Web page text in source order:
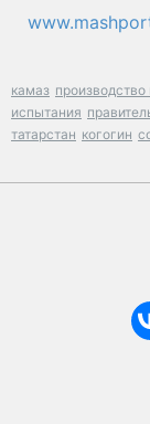
камаз производство
испытания
татарстан когогин